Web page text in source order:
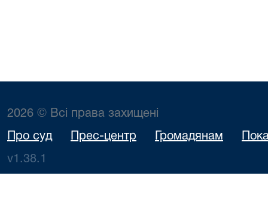
2026 © Всі права захищені
Про суд Прес-центр Громадянам
v1.38.1